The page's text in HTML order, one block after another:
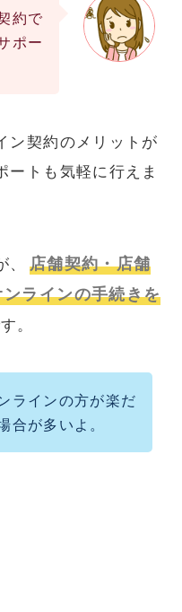
約で
ポー
ン契約のメリットが
ートも気軽に行えま
店舗契約・店舗
ラインの手続きを
。
ラインの方が楽だ
合が多いよ。